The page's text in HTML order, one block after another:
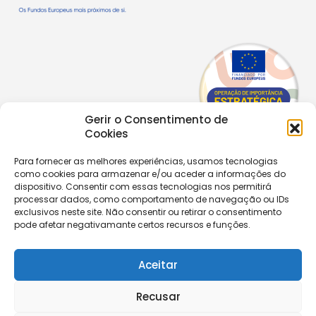
Gerir o Consentimento de
Cookies
Para fornecer as melhores experiências, usamos tecnologias
como cookies para armazenar e/ou aceder a informações do
dispositivo. Consentir com essas tecnologias nos permitirá
processar dados, como comportamento de navegação ou IDs
exclusivos neste site. Não consentir ou retirar o consentimento
pode afetar negativamante certos recursos e funções.
Aceitar
Recusar
Copyright © 2026 |Equipa de Comunicação Digital
Política de Privacidade|PPPDPAECM|PPRCIC
CONTACTOS
+351 229 820 641
Segue-nos